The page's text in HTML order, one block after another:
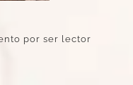
por ser lector